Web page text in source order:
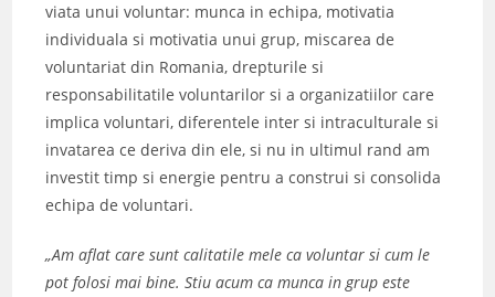
viata unui voluntar: munca in echipa, motivatia
individuala si motivatia unui grup, miscarea de
voluntariat din Romania, drepturile si
responsabilitatile voluntarilor si a organizatiilor care
implica voluntari, diferentele inter si intraculturale si
invatarea ce deriva din ele, si nu in ultimul rand am
investit timp si energie pentru a construi si consolida
echipa de voluntari.
„Am aflat care sunt calitatile mele ca voluntar si cum le
pot folosi mai bine. Stiu acum ca munca in grup este